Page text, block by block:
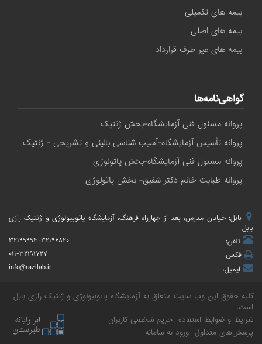
بیمه های تکمیلی
بیمه های اصلی
بیمه های غیر طرف قرارداد
گواهی‌نامه‌ها
پروانه مسئول فنی آزمایشگاه-بخش ژنتیک
پروانه تأسیس آزمایشگاه-آسیب شناسی بالینی و تشریحی - ژنتیک
پروانه مسئول فنی آزمایشگاه-بخش پاتولوژی
پروانه طبابت خانم دکتر شفیق- بخش پاتولوژی
بابل: خیابان مدرس، بعد از چهارراه فرهنگ، آزمایشگاه پاتوبیولوژی و ژنتیک رازی
بابل
تلفن:
۳۲۱۹۹۹۹۳-۳۲۱۹۶۸۲۰
فکس:
۰۱۱-۳۲۱۹۱۷۲۷
ایمیل:
info@razilab.ir
کلیه حقوق این وب سایت متعلق به آزمایشگاه پاتوبیولوژی و ژنتیک رازی بابل
است.
شرایط و ضوابط استفاده حریم شخصی کاربران
پرسش‌های متداول ورود به سامانه